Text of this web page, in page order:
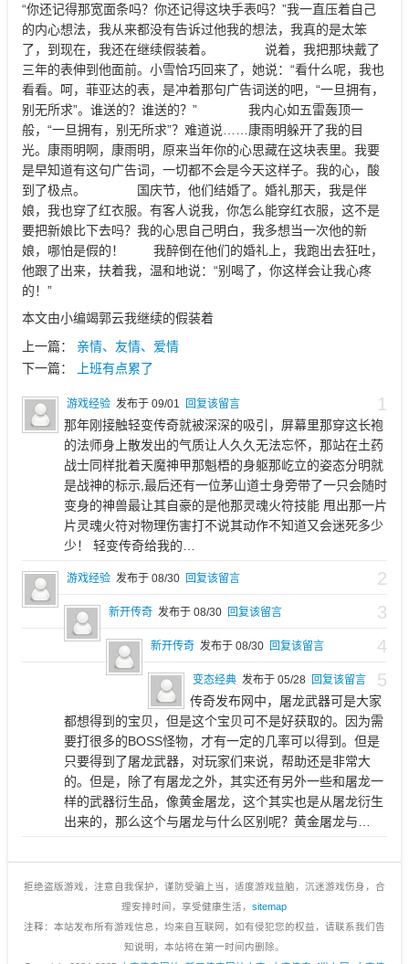
“你还记得那宽面条吗？你还记得这块手表吗？”我一直压着自己
的内心想法，我从来都没有告诉过他我的想法，我真的是太笨
了，到现在，我还在继续假装着。 说着，我把那块戴了
三年的表伸到他面前。小雪恰巧回来了，她说：“看什么呢，我也
看看。呵，菲亚达的表，是冲着那句广告词送的吧，“一旦拥有，
别无所求”。谁送的？谁送的？” 我内心如五雷轰顶一
般，“一旦拥有，别无所求”？难道说……康雨明躲开了我的目
光。康雨明啊，康雨明，原来当年你的心思藏在这块表里。我要
是早知道有这句广告词，一切都不会是今天这样子。我的心，酸
到了极点。 国庆节，他们结婚了。婚礼那天，我是伴
娘，我也穿了红衣服。有客人说我，你怎么能穿红衣服，这不是
要把新娘比下去吗？我的心思自己明白，我多想当一次他的新
娘，哪怕是假的！ 我醉倒在他们的婚礼上，我跑出去狂吐，
他跟了出来，扶着我，温和地说：“别喝了，你这样会让我心疼
的！”
本文由小编竭郭云我继续的假装着
上一篇： 亲情、友情、爱情
下一篇：
上班有点累了
1
游戏经验 发布于 09/01 回复该留言
那年刚接触轻变传奇就被深深的吸引，屏幕里那穿这长袍
的法师身上散发出的气质让人久久无法忘怀，那站在土药
战士同样批着天魔神甲那魁梧的身躯那屹立的姿态分明就
是战神的标示,最后还有一位茅山道士身旁带了一只会随时
变身的神兽最让其自豪的是他那灵魂火符技能 甩出那一片
片灵魂火符对物理伤害打不说其动作不知道又会迷死多少
少！ 轻变传奇给我的…
2
游戏经验 发布于 08/30 回复该留言
3
新开传奇 发布于 08/30 回复该留言
4
新开传奇 发布于 08/30 回复该留言
5
变态经典 发布于 05/28 回复该留言
传奇发布网中，屠龙武器可是大家
都想得到的宝贝，但是这个宝贝可不是好获取的。因为需
要打很多的BOSS怪物，才有一定的几率可以得到。但是
只要得到了屠龙武器，对玩家们来说，帮助还是非常大
的。但是，除了有屠龙之外，其实还有另外一些和屠龙一
样的武器衍生品，像黄金屠龙，这个其实也是从屠龙衍生
出来的，那么这个与屠龙与什么区别呢？黄金屠龙与…
拒绝盗版游戏，注意自我保护，谨防受骗上当，适度游戏益脑，沉迷游戏伤身，合
理安排时间，享受健康生活，sitemap
注释：本站发布所有游戏信息，均来自互联网，如有侵犯您的权益，请联系我们告
知说明，本站将在第一时间内删除。